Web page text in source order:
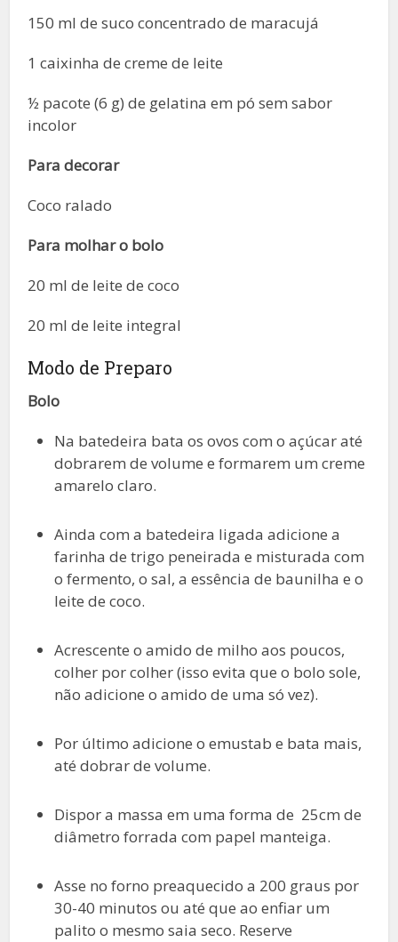
150 ml de suco concentrado de maracujá
1 caixinha de creme de leite
½ pacote (6 g) de gelatina em pó sem sabor
incolor
Para decorar
Coco ralado
Para molhar o bolo
20 ml de leite de coco
20 ml de leite integral
Modo de Preparo
Bolo
Na batedeira bata os ovos com o açúcar até
dobrarem de volume e formarem um creme
amarelo claro.
Ainda com a batedeira ligada adicione a
farinha de trigo peneirada e misturada com
o fermento, o sal, a essência de baunilha e o
leite de coco.
Acrescente o amido de milho aos poucos,
colher por colher (isso evita que o bolo sole,
não adicione o amido de uma só vez).
Por último adicione o emustab e bata mais,
até dobrar de volume.
Dispor a massa em uma forma de 25cm de
diâmetro forrada com papel manteiga.
Asse no forno preaquecido a 200 graus por
30-40 minutos ou até que ao enfiar um
palito o mesmo saia seco. Reserve